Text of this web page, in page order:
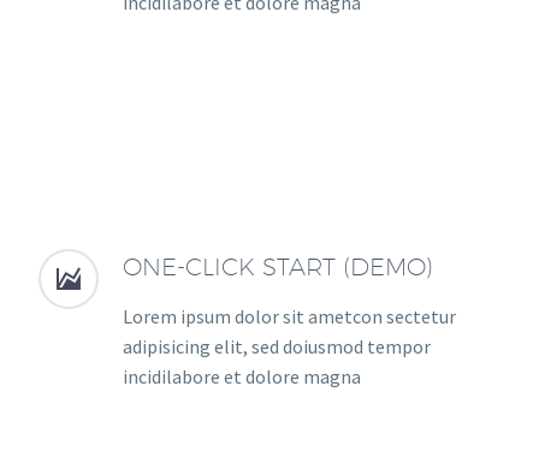

 ONE-CLICK START (DEMO)
Lorem ipsum dolor sit ametcon sectetur
adipisicing elit, sed doiusmod tempor
incidilabore et dolore magna